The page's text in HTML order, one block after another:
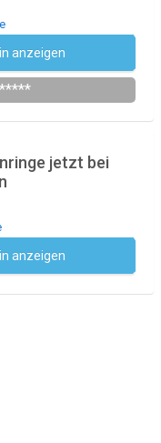
anzeigen
jetzt bei
anzeigen